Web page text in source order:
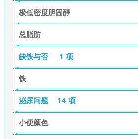
极低密度胆固醇
总脂肪
缺铁与否 1 项
铁
泌尿问题 14 项
小便颜色